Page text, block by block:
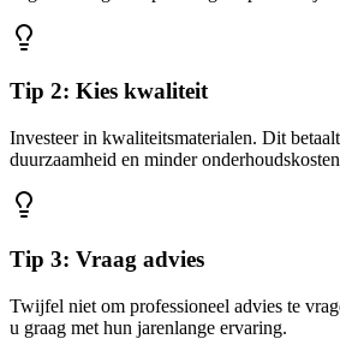
Tip 2: Kies kwaliteit
Investeer in kwaliteitsmaterialen. Dit
duurzaamheid en minder
Tip 3: Vraag advies
Twijfel niet om professioneel advies te
u graag met hun jarenlange ervaring.